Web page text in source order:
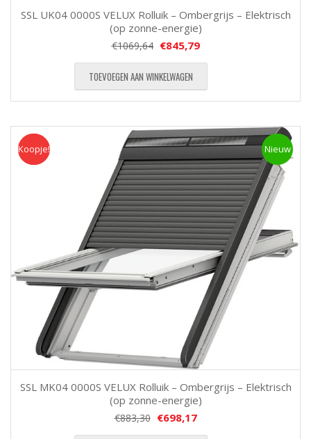
SSL UK04 0000S VELUX Rolluik – Ombergrijs – Elektrisch
(op zonne-energie)
€1069,64 €845,79
TOEVOEGEN AAN WINKELWAGEN
Koopje Nieuw
Koopje!
SSL MK04 0000S VELUX Rolluik – Ombergrijs – Elektrisch
(op zonne-energie)
€883,30 €698,17